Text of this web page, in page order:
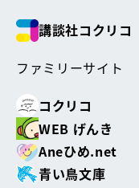
講談社コクリコ
ファミリーサイト
コクリコ
WEB げんき
Aneひめ.net
青い鳥文庫